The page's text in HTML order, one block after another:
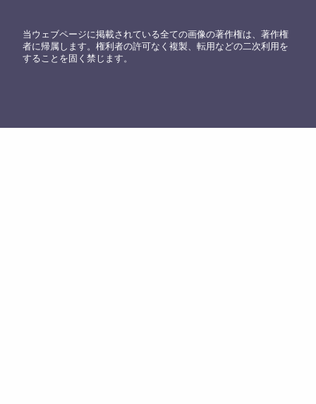
当ウェブページに掲載されている全ての画像の著作権は、著作権
者に帰属します。権利者の許可なく複製、転用などの二次利用を
することを固く禁じます。